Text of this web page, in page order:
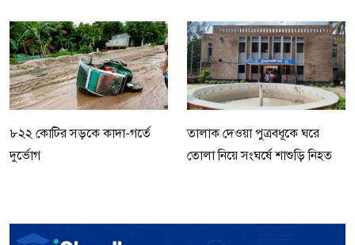
৮২২ কোটির সড়কে কাদা-গর্তে
দুর্ভোগ
তালাক দেওয়া পুত্রবধূকে ঘরে
তোলা নিয়ে সংঘর্ষে শাশুড়ি নিহত